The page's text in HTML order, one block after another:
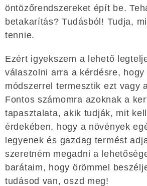
öntözőrendszereket épít be.
betakarítás? Tudásból! Tudja,
tennie.
Ezért igyekszem a lehető
válaszolni arra a kérdésre, hogy
módszerrel termesztik ezt vagy
Fontos számomra azoknak a
tapasztalata, akik tudják, mit
érdekében, hogy a növények
legyenek és gazdag termést
szeretném megadni a
barátaim, hogy örömmel
tudásod van, oszd meg!